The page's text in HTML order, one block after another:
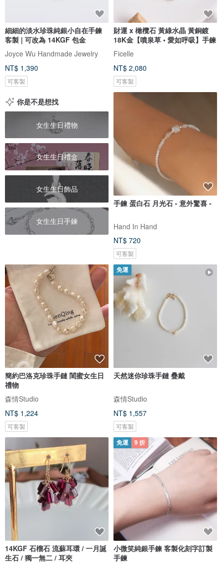
細細的淡水珍珠純銀小自在手鍊
客製 | 可改為 14KGF 包金
Joyce Wu Handmade Jewelry
NT$ 1,390
可客製
財運 x 橄欖石 黃綠水晶 黃銅鍍
18K金【噴泉草 • 愛如呼吸】手鍊
Ficelle
NT$ 2,080
可客製
你是不是想找
女生生日禮物
女生生日禮盒
女生生日飾品
女生生日手鍊
手鍊 蛋白石 月光石 - 意外驚喜 -
Hand In Hand
NT$ 720
可客製
簡約巴洛克珍珠手鏈 閨蜜女生日
禮物
森情Studio
NT$ 1,224
可客製
免運
天然迷你珍珠手鏈 疊戴
森情Studio
NT$ 1,557
可客製
14KGF 石榴石 流蘇耳環 / 一月誕
生石 / 獨一無二 / 耳夾
免運 9 折
小微笑純銀手鍊 客製化刻字訂製
手鍊